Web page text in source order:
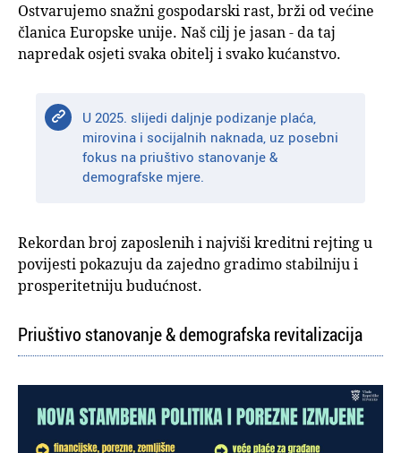
Ostvarujemo snažni gospodarski rast, brži od većine
članica Europske unije. Naš cilj je jasan - da taj
napredak osjeti svaka obitelj i svako kućanstvo.
U 2025. slijedi daljnje podizanje plaća,
mirovina i socijalnih naknada, uz posebni
fokus na priuštivo stanovanje &
demografske mjere.
Rekordan broj zaposlenih i najviši kreditni rejting u
povijesti pokazuju da zajedno gradimo stabilniju i
prosperitetniju budućnost.
Priuštivo stanovanje & demografska revitalizacija